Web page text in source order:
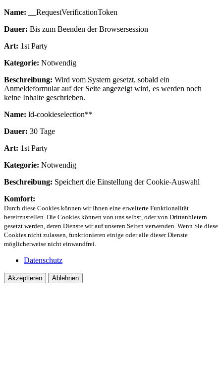
Name: __RequestVerificationToken
Dauer: Bis zum Beenden der Browsersession
Art: 1st Party
Kategorie: Notwendig
Beschreibung: Wird vom System gesetzt, sobald ein
Anmeldeformular auf der Seite angezeigt wird, es werden noch
keine Inhalte geschrieben.
Name: ld-cookieselection**
Dauer: 30 Tage
Art: 1st Party
Kategorie: Notwendig
Beschreibung: Speichert die Einstellung der Cookie-Auswahl
Komfort:
Durch diese Cookies können wir Ihnen eine erweiterte Funktionalität
bereitzustellen. Die Cookies können von uns selbst, oder von Drittanbietern
gesetzt werden, deren Dienste wir auf unseren Seiten verwenden. Wenn Sie diese
Cookies nicht zulassen, funktionieren einige oder alle dieser Dienste
möglicherweise nicht einwandfrei.
Datenschutz
Akzeptieren Ablehnen